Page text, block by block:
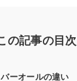
の記事の目次
ーオールの違い